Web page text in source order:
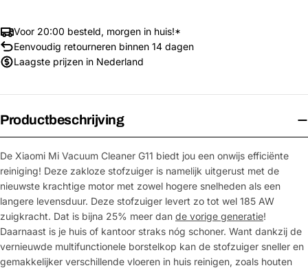
Voor 20:00 besteld, morgen in huis!*
Eenvoudig retourneren binnen 14 dagen
Laagste prijzen in Nederland
Productbeschrijving
De Xiaomi Mi Vacuum Cleaner G11 biedt jou een onwijs efficiënte
reiniging! Deze zakloze stofzuiger is namelijk uitgerust met de
nieuwste krachtige motor met zowel hogere snelheden als een
langere levensduur. Deze stofzuiger levert zo tot wel 185 AW
zuigkracht. Dat is bijna 25% meer dan de vorige generatie!
Daarnaast is je huis of kantoor straks nóg schoner. Want dankzij de
vernieuwde multifunctionele borstelkop kan de stofzuiger sneller en
gemakkelijker verschillende vloeren in huis reinigen, zoals houten